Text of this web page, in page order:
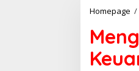
Homepage /